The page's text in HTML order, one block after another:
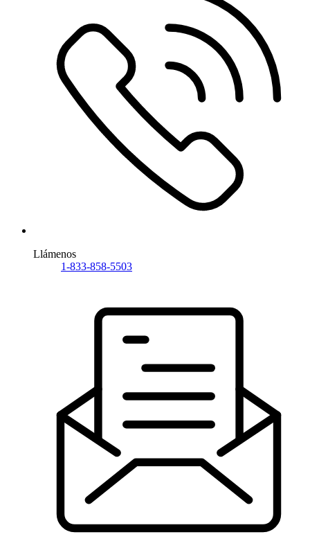
Llámenos
1-833-858-5503